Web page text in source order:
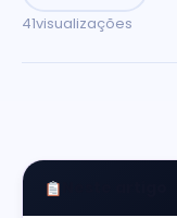
41visualizações